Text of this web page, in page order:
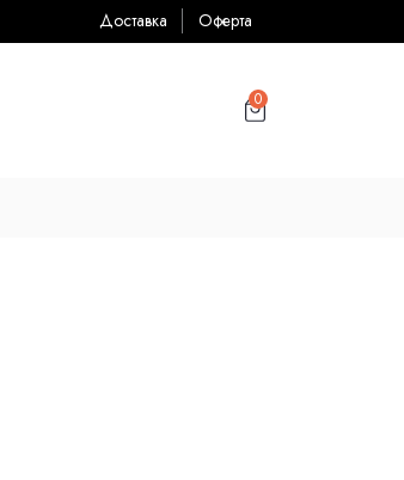
Доставка Оферта
0